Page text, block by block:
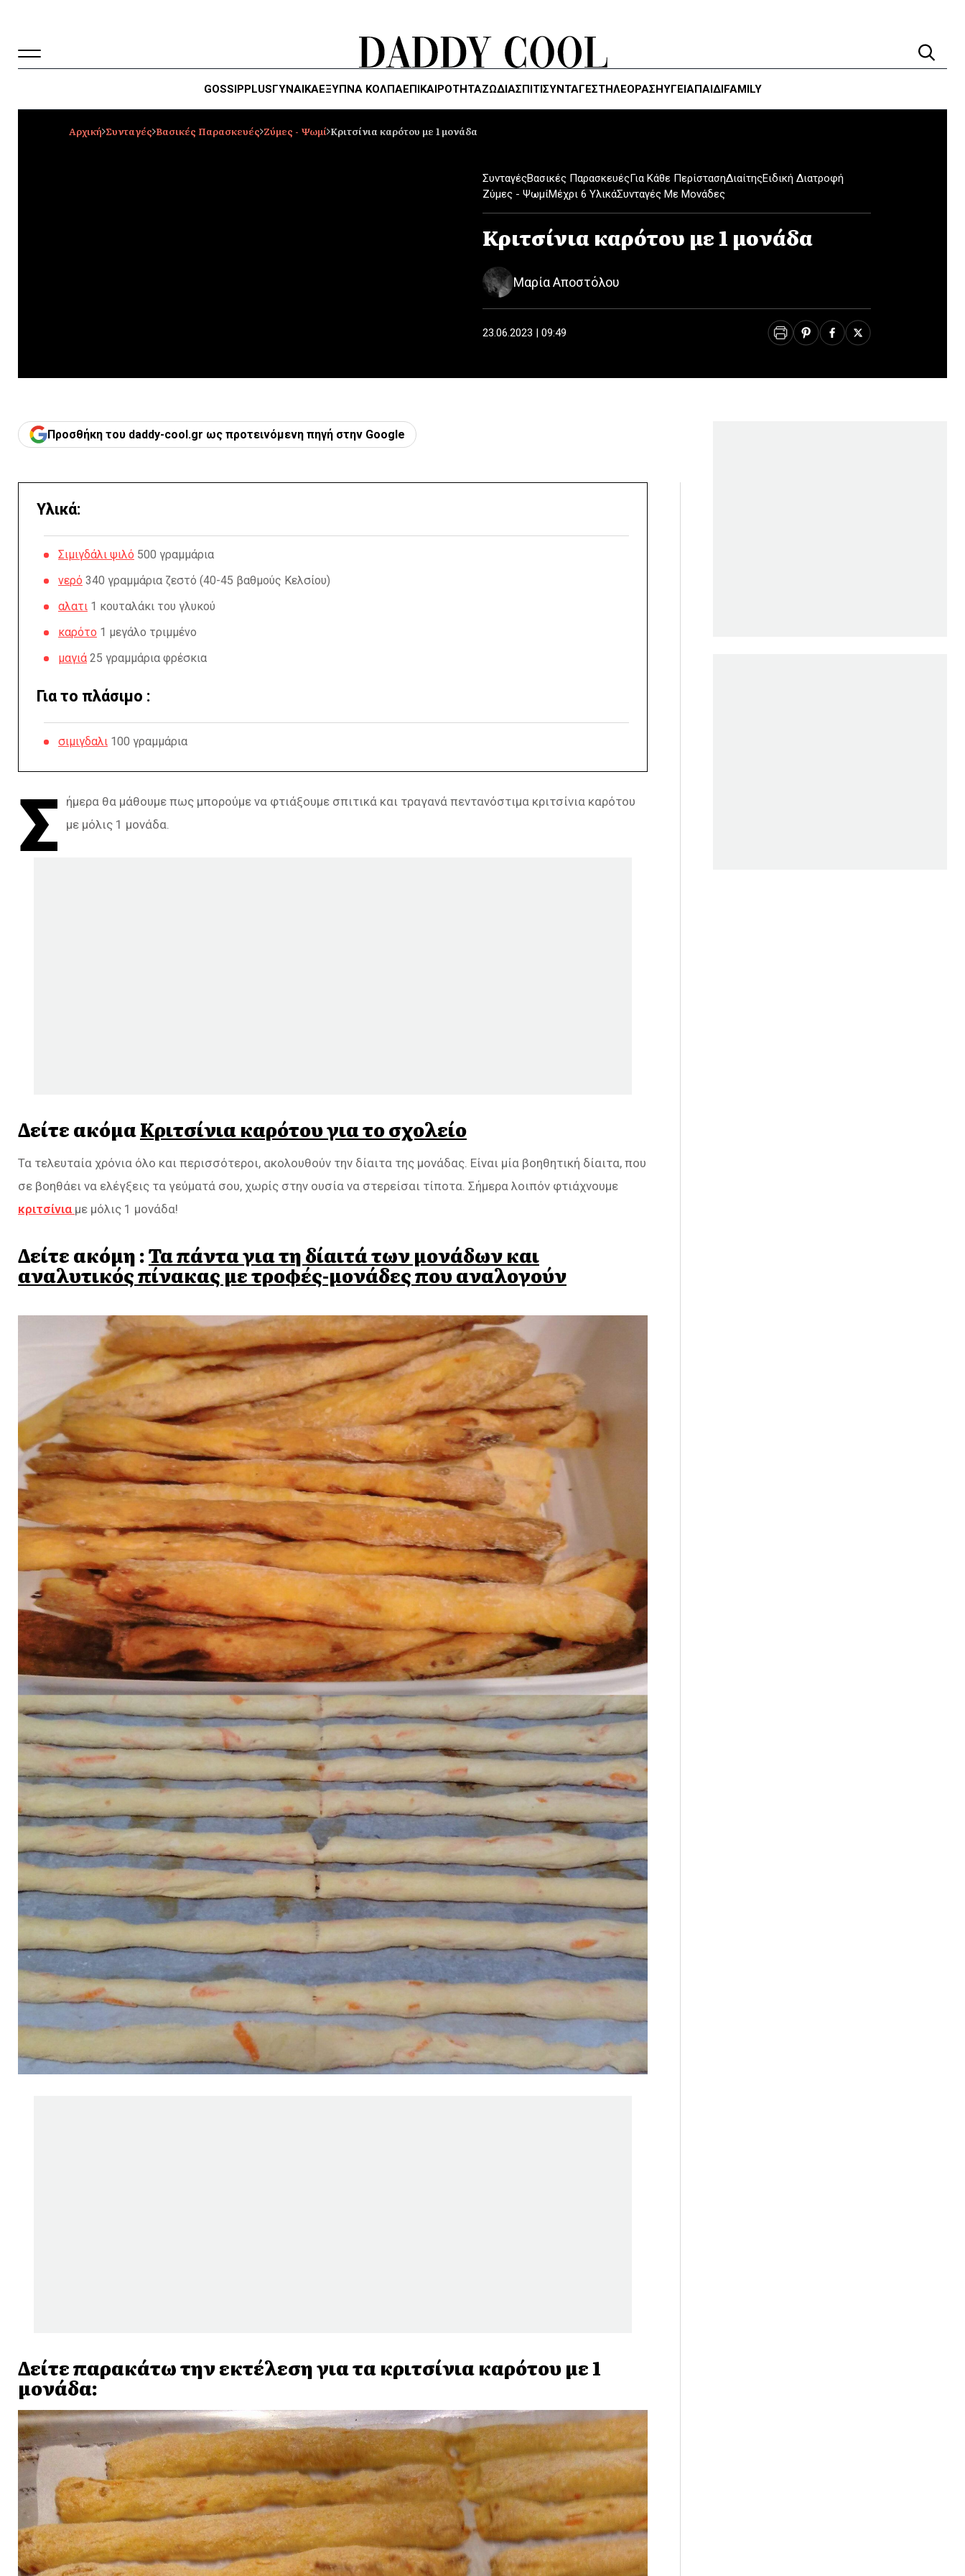
GOSSIPPLUSΓΥΝΑΙΚΑΈΞΥΠΝΑ ΚΌΛΠΑΕΠΙΚΑΙΡΟΤΗΤΑΖΏΔΙΑΣΠΙΤΙΣΥΝΤΑΓΕΣΤΗΛΕΌΡΑΣΗΥΓΕΊΑΠΑΙΔΙFAMILY
Αρχική Συνταγές Βασικές Παρασκευές Ζύμες - Ψωμί Κριτσίνια καρότου με 1 μονάδα
ΣυνταγέςΒασικές ΠαρασκευέςΓια Κάθε ΠερίστασηΔιαίτηςΕιδική Διατροφή
Ζύμες - ΨωμίΜέχρι 6 ΥλικάΣυνταγές Με Μονάδες
Κριτσίνια καρότου με 1 μονάδα
Μαρία Αποστόλου
23.06.2023 | 09:49
Προσθήκη του daddy-cool.gr ως προτεινόμενη πηγή στην Google
Υλικά:
Σιμιγδάλι ψιλό 500 γραμμάρια
νερό 340 γραμμάρια ζεστό (40-45 βαθμούς Κελσίου)
αλατι 1 κουταλάκι του γλυκού
καρότο 1 μεγάλο τριμμένο
μαγιά 25 γραμμάρια φρέσκια
Για το πλάσιμο :
σιμιγδαλι 100 γραμμάρια
Σ
ήμερα θα μάθουμε πως μπορούμε να φτιάξουμε σπιτικά και τραγανά πεντανόστιμα κριτσίνια καρότου
με μόλις 1 μονάδα.
Δείτε ακόμαΚριτσίνια καρότου για το σχολείο
Τα τελευταία χρόνια όλο και περισσότεροι, ακολουθούν την δίαιτα της μονάδας. Είναι μία βοηθητική δίαιτα, που
σε βοηθάει να ελέγξεις τα γεύματά σου, χωρίς στην ουσία να στερείσαι τίποτα. Σήμερα λοιπόν φτιάχνουμε
κριτσίνια με μόλις 1 μονάδα!
Δείτε ακόμη :Τα πάντα για τη δίαιτά των μονάδων και
αναλυτικός πίνακας με τροφές-μονάδες που αναλογούν
Δείτε παρακάτω την εκτέλεση για τα κριτσίνια καρότου με 1
μονάδα: